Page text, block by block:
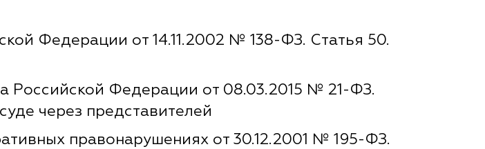
Федерации от 14.11.2002 № 138-ФЗ. Статья 50.
Российской Федерации от 08.03.2015 № 21-ФЗ.
через представителей
правонарушениях от 30.12.2001 № 195-ФЗ.